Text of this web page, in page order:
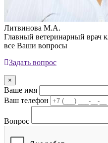
Литвинова М.А.
Главный ветеринарный врач
все Ваши вопросы
Задать вопрос
×
Ваше имя
Ваш телефон
Вопрос